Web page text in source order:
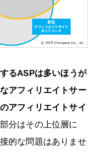
するASPは多いほうが
アフィリエイトサー
アフィリエイトサイ
分はその上位層に
的な問題はありませ